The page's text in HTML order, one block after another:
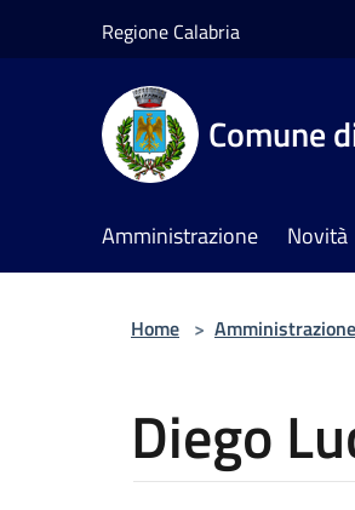
Regione Calabria
Comune
Amministrazione Novità
Home > Amministrazione
Diego